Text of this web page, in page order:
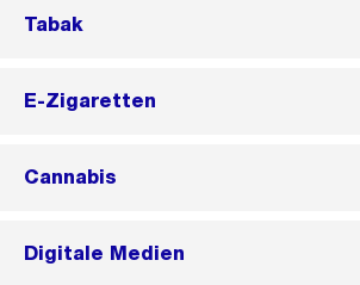
Tabak
E-Zigaretten
Cannabis
Digitale Medien